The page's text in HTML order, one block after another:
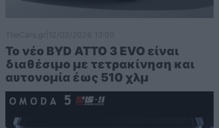
Το νέο BYD ATTO 3 EVO είναι
διαθέσιμο με τετρακίνηση και
αυτονομία έως 510 χλμ